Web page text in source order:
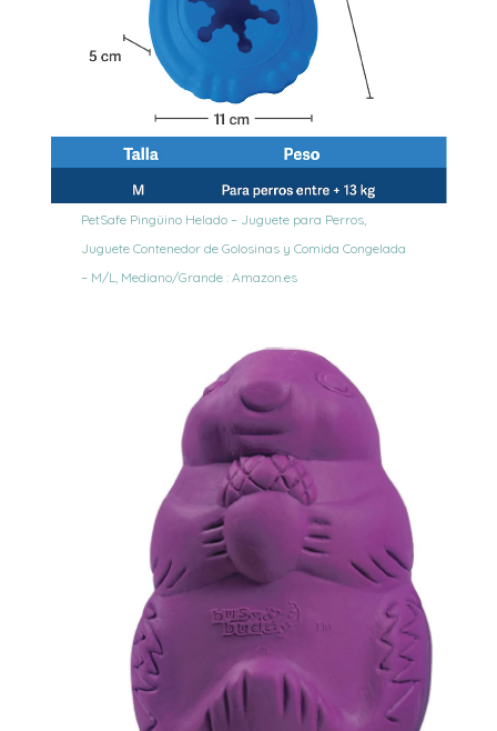
PetSafe Pingüino Helado – Juguete para Perros,
Juguete Contenedor de Golosinas y Comida Congelada
– M/L, Mediano/Grande : Amazon.es